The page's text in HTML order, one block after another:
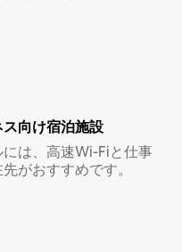
向⁠け宿⁠泊⁠施⁠設
は、高速Wi-Fiと仕事
がおすすめです。